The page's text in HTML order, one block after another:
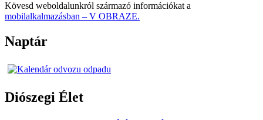
Kövesd weboldalunkról származó információkat a
mobilalkalmazásban – V OBRAZE.
Naptár
Diószegi Élet